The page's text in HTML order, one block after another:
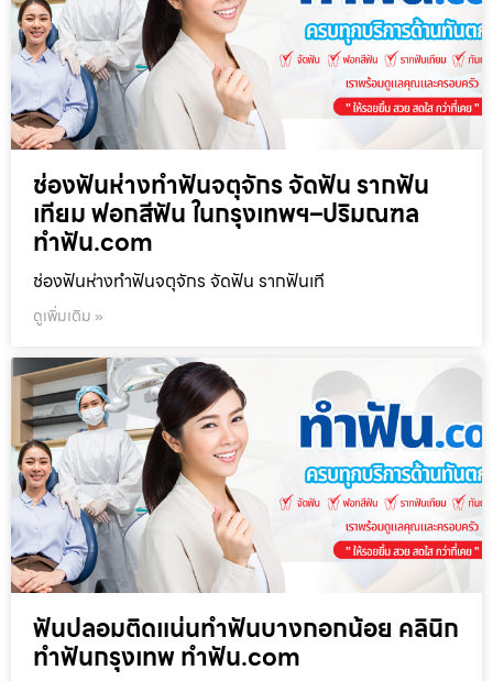
ช่องฟันห่างทำฟันจตุจักร จัดฟัน รากฟัน
เทียม ฟอกสีฟัน ในกรุงเทพฯ–ปริมณฑล
ทำฟัน.com
ช่องฟันห่างทำฟันจตุจักร จัดฟัน รากฟันเที
ดูเพิ่มเติม »
ฟันปลอมติดแน่นทำฟันบางกอกน้อย คลินิก
ทำฟันกรุงเทพ ทำฟัน.com